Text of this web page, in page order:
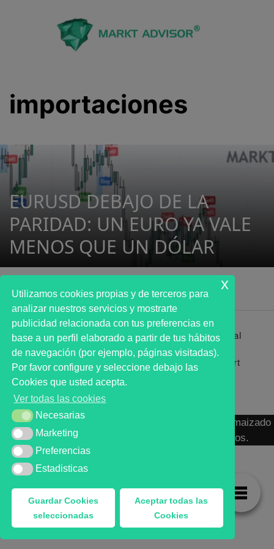
importaciones
EURUSD DEBAJO DE LA
PARIDAD: UN EURO YA VALE
MENOS QUE UN DÓLAR
Primer analista bursátil automatizado profesional
que ayuda a la decisión | First automated stock
markets analyst software as a desission support
system.
MARKT ADVISOR ® 2016 :: Análisis Bursátil Automaizado
de Activos Cotizados en Mercados Organizados.
Utilizamos cookies propias y de terceros para
analizar nuestros servicios y mostrarte
publicidad relacionada con tus preferencias en
base a un perfil elaborado a partir de tus hábitos
de navegación (por ejemplo, páginas visitadas).
Por favor configure y seleccione debajo las
Cookies que usted acepta.
Ver todas las cookies
NecesariasNecesarias
MarketingMarketing
Preferencias
Preferencias
Estadisticas
Estadisticas
Guardar Cookies
seleccionadas
Aceptar todas las
Cookies
x